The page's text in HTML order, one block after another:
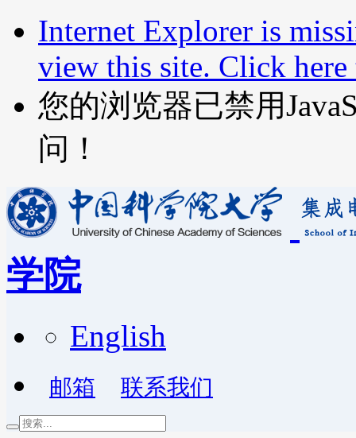
Internet Explorer is
view this site. Click
您的浏览器已禁用
问！
学院
English
邮箱 联系我们